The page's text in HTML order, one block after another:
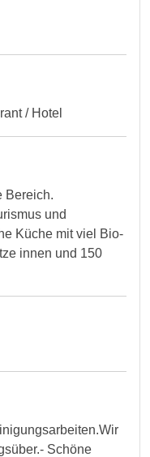
/ Hotel
Bereich.
und
Küche mit viel Bio-
innen und 150
Schöne